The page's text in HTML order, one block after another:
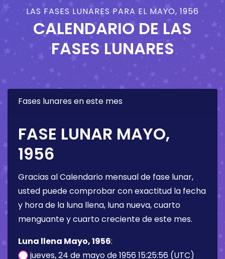
LAS FASES LUNARES PARA EL MAYO, 1956
CALENDARIO DE LAS
FASES LUNARES
Fases lunares en este mes
FASE LUNAR MAYO,
1956
Gracias al Calendario mensual de fase lunar,
usted puede comprobar con exactitud la fecha
y hora de la luna llena, luna nueva, cuarto
menguante y cuarto creciente de este mes.
Luna llena Mayo, 1956:
jueves, 24 de mayo de 1956 15:25:56 (UTC)